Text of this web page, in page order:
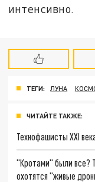
интенсивно.
ТЕГИ: ЛУНА
ЧИТАЙТЕ ТАКЖЕ:
Технофашисты XXI
"Кротами" были все?
охотятся "живые